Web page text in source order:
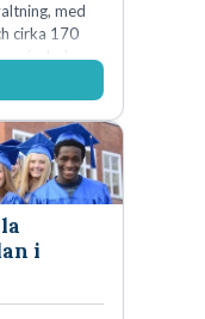
med
cirka 170
i